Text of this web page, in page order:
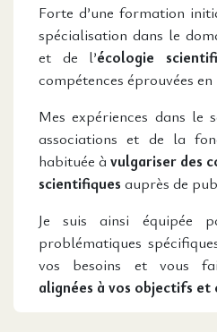
Forte d’une formation
spécialisation dans le
et de l’écologie
compétences éprouvées en
Mes expériences dans le
associations et de la
habituée à vulgariser des
scientifiques auprès de
Je suis ainsi équipée
problématiques
vos besoins et vous
alignées à vos objectifs